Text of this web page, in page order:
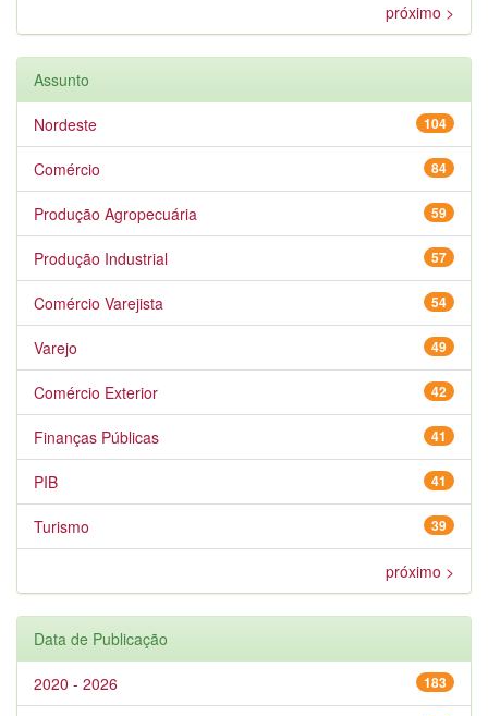
próximo >
Assunto
104
Nordeste
84
Comércio
59
Produção Agropecuária
57
Produção Industrial
54
Comércio Varejista
49
Varejo
42
Comércio Exterior
41
Finanças Públicas
41
PIB
39
Turismo
próximo >
Data de Publicação
183
2020 - 2026